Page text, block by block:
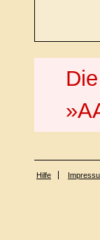
Hilfe